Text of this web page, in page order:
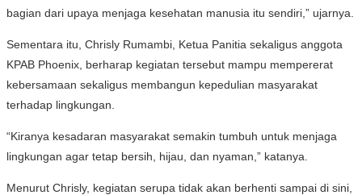
bagian dari upaya menjaga kesehatan manusia itu sendiri,” ujarnya.
Sementara itu, Chrisly Rumambi, Ketua Panitia sekaligus anggota
KPAB Phoenix, berharap kegiatan tersebut mampu mempererat
kebersamaan sekaligus membangun kepedulian masyarakat
terhadap lingkungan.
“Kiranya kesadaran masyarakat semakin tumbuh untuk menjaga
lingkungan agar tetap bersih, hijau, dan nyaman,” katanya.
Menurut Chrisly, kegiatan serupa tidak akan berhenti sampai di sini,